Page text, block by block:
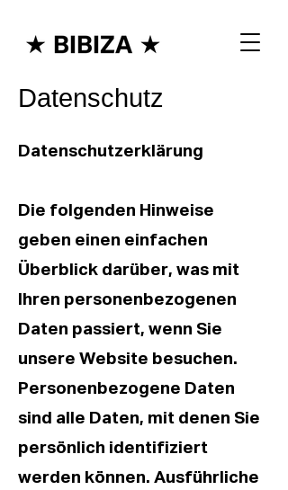
Datenschutz
Datenschutzerklärung
Die folgenden Hinweise
geben einen einfachen
Überblick darüber, was mit
Ihren personenbezogenen
Daten passiert, wenn Sie
unsere Website besuchen.
Personenbezogene Daten
sind alle Daten, mit denen Sie
persönlich identifiziert
werden können. Ausführliche